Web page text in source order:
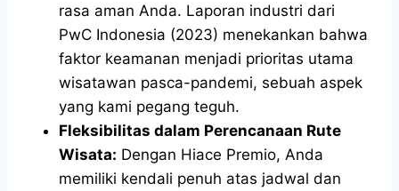
rasa aman Anda. Laporan industri dari
PwC Indonesia (2023) menekankan bahwa
faktor keamanan menjadi prioritas utama
wisatawan pasca-pandemi, sebuah aspek
yang kami pegang teguh.
Fleksibilitas dalam Perencanaan Rute
Wisata: Dengan Hiace Premio, Anda
memiliki kendali penuh atas jadwal dan